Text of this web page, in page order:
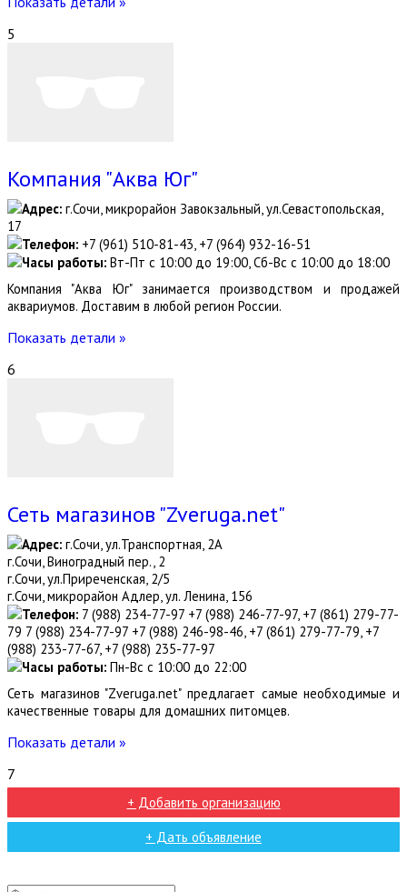
5
Компания "Аква Юг"
Адрес: г.Сочи, микрорайон Завокзальный, ул.Севастопольская,
17
Телефон: +7 (961) 510-81-43, +7 (964) 932-16-51
Часы работы: Вт-Пт с 10:00 до 19:00, Сб-Вс с 10:00 до 18:00
Компания "Аква Юг" занимается производством и продажей
аквариумов. Доставим в любой регион России.
Показать детали »
6
Сеть магазинов "Zveruga.net"
Адрес: г.Сочи, ул.Транспортная, 2А
г.Сочи, Виноградный пер., 2
г.Сочи, ул.Приреченская, 2/5
г.Сочи, микрорайон Адлер, ул. Ленина, 156
Телефон: 7 (988) 234-77-97 +7 (988) 246-77-97, +7 (861) 279-77-
79 7 (988) 234-77-97 +7 (988) 246-98-46, +7 (861) 279-77-79, +7
(988) 233-77-67, +7 (988) 235-77-97
Часы работы: Пн-Вс с 10:00 до 22:00
Сеть магазинов "Zveruga.net" предлагает самые необходимые и
качественные товары для домашних питомцев.
Показать детали »
7
+ Добавить организацию
+ Дать объявление